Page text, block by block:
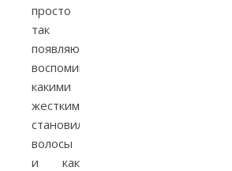
просто
так
появляются
воспоминания,
какими
жесткими
становились
волосы
и как